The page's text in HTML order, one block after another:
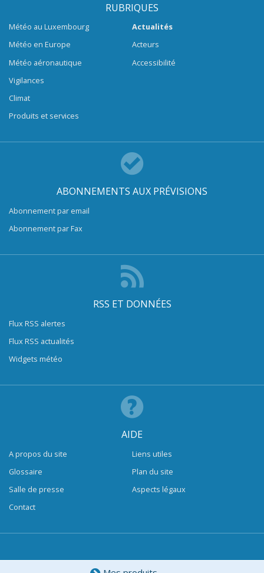
RUBRIQUES
Météo au Luxembourg
Météo en Europe
Météo aéronautique
Vigilances
Climat
Produits et services
Actualités
Acteurs
Accessibilité
ABONNEMENTS AUX PRÉVISIONS
Abonnement par email
Abonnement par Fax
RSS ET DONNÉES
Flux RSS alertes
Flux RSS actualités
Widgets météo
AIDE
A propos du site
Glossaire
Salle de presse
Contact
Liens utiles
Plan du site
Aspects légaux